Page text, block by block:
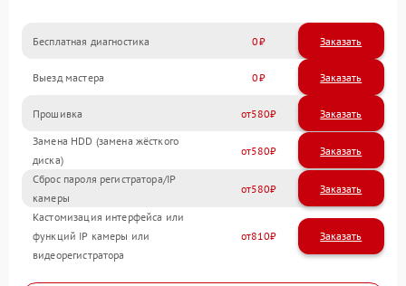
Бесплатная диагностика 0 Заказать
Выезд мастера 0 Заказать
Прошивка 580
Замена HDD (замена жёсткого
диска)
580
Сброс пароля регистратора/IP
камеры
580
Кастомизация интерфейса или
функций IP камеры или
видеорегистратора
810